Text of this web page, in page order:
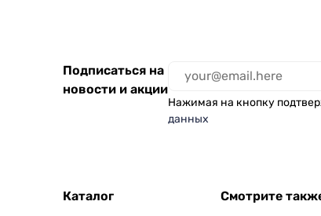
Подписаться на
новости и акции
Нажимая на кнопку
данных
Каталог
Смотрите